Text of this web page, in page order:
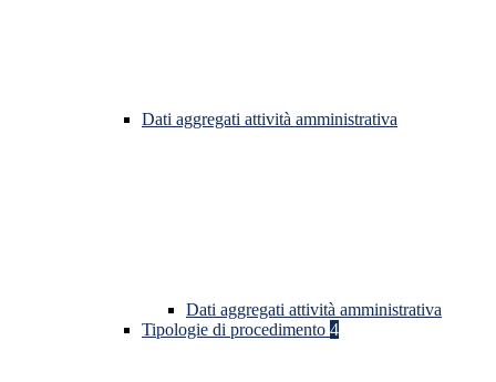
Dati aggregati attività amministrativa
Dati aggregati attività amministrativa
Tipologie di procedimento 4